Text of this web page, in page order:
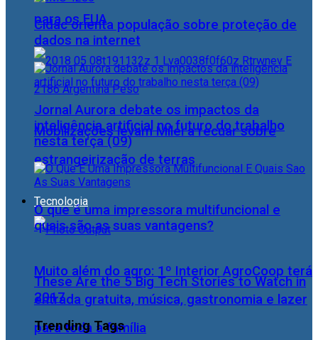
para os EUA
Mobilizações levam Milei a recuar sobre
estrangeirização de terras
Tecnologia
Muito além do agro: 1º Interior AgroCoop terá
entrada gratuita, música, gastronomia e lazer
para toda a família
Cidac orienta população sobre proteção de
dados na internet
Jornal Aurora debate os impactos da
inteligência artificial no futuro do trabalho
nesta terça (09)
O que é uma impressora multifuncional e
quais são as suas vantagens?
These Are the 5 Big Tech Stories to Watch in
2017
Trending Tags